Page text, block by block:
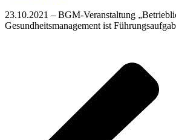
23.10.2021 – BGM-Veranstaltung
Gesundheitsmanagement ist